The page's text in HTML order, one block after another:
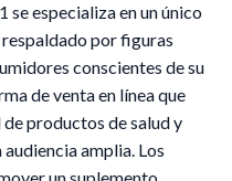
se especializa en un único
por figuras
conscientes de su
de venta en línea que
productos de salud y
amplia. Los